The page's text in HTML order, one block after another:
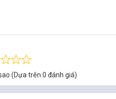
(Dựa trên 0 đánh giá)